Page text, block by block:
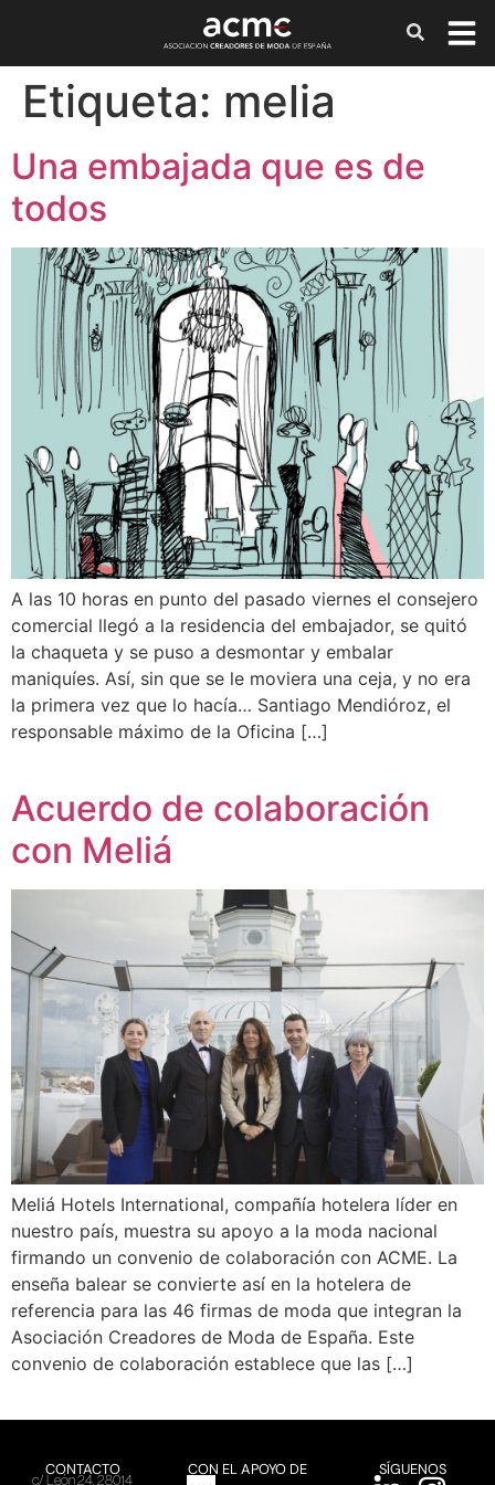
Etiqueta: melia
Una embajada que es de
todos
A las 10 horas en punto del pasado viernes el consejero
comercial llegó a la residencia del embajador, se quitó
la chaqueta y se puso a desmontar y embalar
maniquíes. Así, sin que se le moviera una ceja, y no era
la primera vez que lo hacía… Santiago Mendióroz, el
responsable máximo de la Oficina […]
Acuerdo de colaboración
con Meliá
Meliá Hotels International, compañía hotelera líder en
nuestro país, muestra su apoyo a la moda nacional
firmando un convenio de colaboración con ACME. La
enseña balear se convierte así en la hotelera de
referencia para las 46 firmas de moda que integran la
Asociación Creadores de Moda de España. Este
convenio de colaboración establece que las […]
CONTACTO
c/ León 24, 28014
CON EL APOYO DE SÍGUENOS